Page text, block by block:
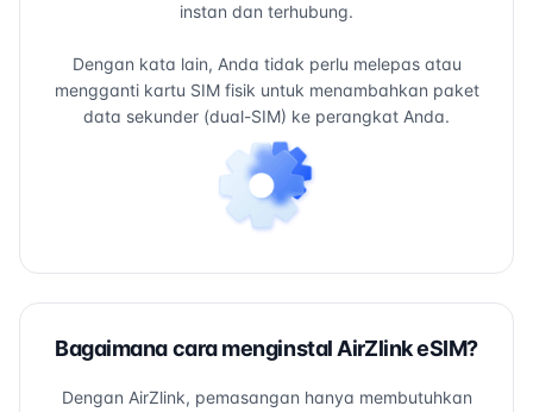
instan dan terhubung.
Dengan kata lain, Anda tidak perlu melepas atau
mengganti kartu SIM fisik untuk menambahkan paket
data sekunder (dual-SIM) ke perangkat Anda.
Bagaimana cara menginstal AirZlink eSIM?
Dengan AirZlink, pemasangan hanya membutuhkan